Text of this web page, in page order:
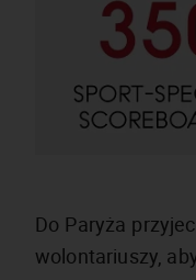
Do Paryża
wolontariuszy,